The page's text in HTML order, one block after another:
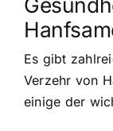
Es gibt
Verzehr von
einige der